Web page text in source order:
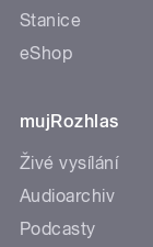
Stanice
eShop
mujRozhlas
Živé vysílání
Audioarchiv
Podcasty